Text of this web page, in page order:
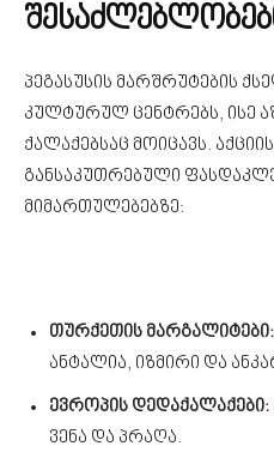
პეგასუსის მარშრუტების
კულტურულ ცენტრებს, ისე
ქალაქებსაც მოიცავს.
განსაკუთრებული
მიმართულებებზე:
თურქეთის მარგალიტები:
ანტალია, იზმირი და
ევროპის დედაქალაქები:
ვენა და პრაღა.